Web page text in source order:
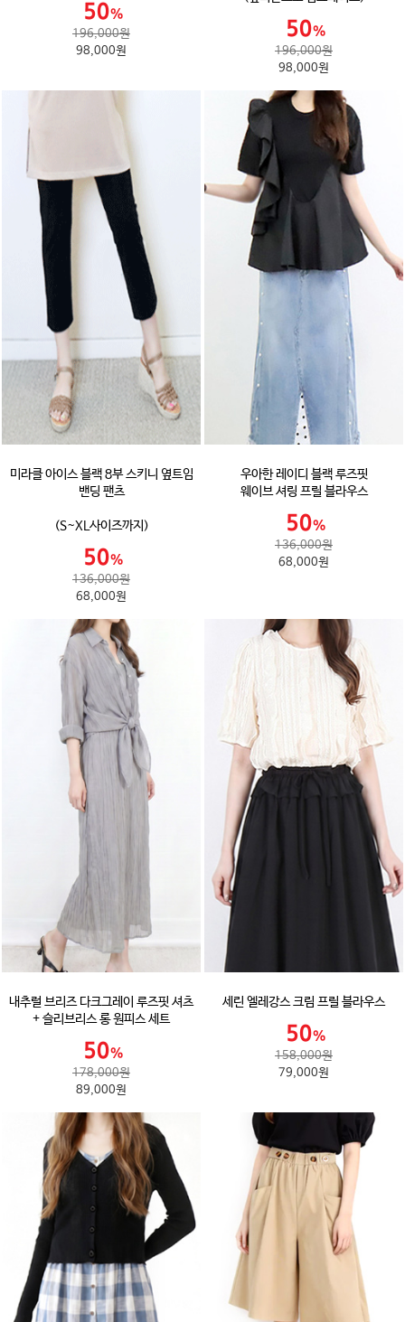
196,000원
98,000원
196,000원
98,000원
미라클 아이스 블랙 8부 스키니 옆트임
밴딩 팬츠
(S~XL사이즈까지)
136,000원
68,000원
우아한 레이디 블랙 루즈핏
웨이브 셔링 프릴 블라우스
136,000원
68,000원
내추럴 브리즈 다크그레이 루즈핏 셔츠
+ 슬리브리스 롱 원피스 세트
178,000원
89,000원
세린 엘레강스 크림 프릴 블라우스
158,000원
79,000원